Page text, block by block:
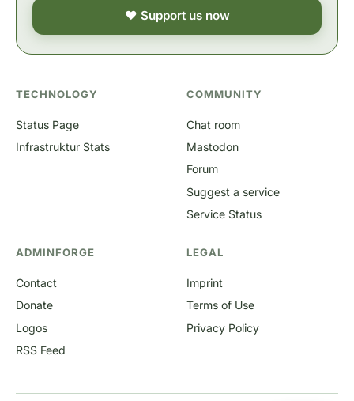
❤ Support us now
TECHNOLOGY
Status Page
Infrastruktur Stats
COMMUNITY
Chat room
Mastodon
Forum
Suggest a service
Service Status
ADMINFORGE
Contact
Donate
Logos
RSS Feed
LEGAL
Imprint
Terms of Use
Privacy Policy